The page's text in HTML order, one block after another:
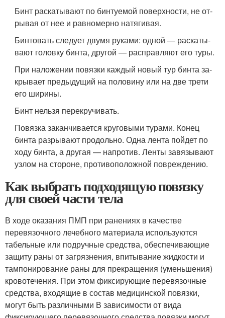
Бинт раскатывают по бинтуемой поверхности, не от­
рывая от нее и равномерно натягивая.
Бинтовать следует двумя руками: одной — раскаты­
вают головку бинта, другой — расправляют его туры.
При наложении повязки каждый новый тур бинта за­
крывает предыдущий на половину или на две трети
его ширины.
Бинт нельзя перекручивать.
Повязка заканчивается круговыми турами. Конец
бинта разрывают продольно. Одна лента пойдет по
ходу бинта, а другая — напротив. Ленты завязывают
узлом на стороне, противоположной повреждению.
Как выбрать подходящую повязку
для своей части тела
В ходе оказания ПМП при ранениях в качестве
перевязочного лечебного материала используются
табельные или подручные средства, обеспечивающие
защиту раны от загрязнения, впитывание жидкости и
тампонирование раны для прекращения (уменьшения)
кровотечения. При этом фиксирующие перевязочные
средства, входящие в состав медицинской повязки,
могут быть различными В зависимости от вида